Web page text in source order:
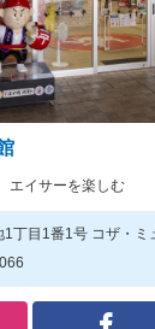
エイサーを楽しむ
1丁目1番1号 コザ・ミ